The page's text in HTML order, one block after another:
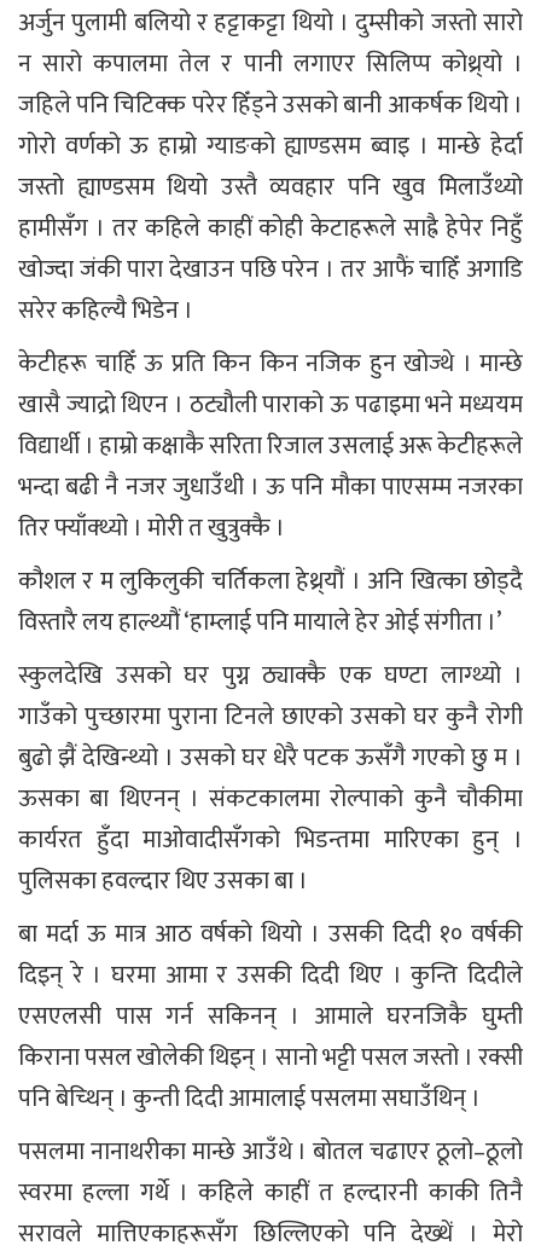
अर्जुन पुलामी बलियो र हट्टाकट्टा थियो । दुम्सीको जस्तो सारो
न सारो कपालमा तेल र पानी लगाएर सिलिप्प कोथ्र्यो ।
जहिले पनि चिटिक्क परेर हिँड्ने उसको बानी आकर्षक थियो ।
गोरो वर्णको ऊ हाम्रो ग्याङको ह्याण्डसम ब्वाइ । मान्छे हेर्दा
जस्तो ह्याण्डसम थियो उस्तै व्यवहार पनि खुव मिलाउँथ्यो
हामीसँग । तर कहिले काहीं कोही केटाहरूले साह्रै हेपेर निहुँ
खोज्दा जंकी पारा देखाउन पछि परेन । तर आफैं चाहिँ अगाडि
सरेर कहिल्यै भिडेन ।
केटीहरू चाहिँ ऊ प्रति किन किन नजिक हुन खोज्थे । मान्छे
खासै ज्याद्रो थिएन । ठट्यौली पाराको ऊ पढाइमा भने मध्ययम
विद्यार्थी । हाम्रो कक्षाकै सरिता रिजाल उसलाई अरू केटीहरूले
भन्दा बढी नै नजर जुधाउँथी । ऊ पनि मौका पाएसम्म नजरका
तिर फ्याँक्थ्यो । मोरी त खुत्रुक्कै ।
कौशल र म लुकिलुकी चर्तिकला हेथ्र्यौं । अनि खित्का छोड्दै
विस्तारै लय हाल्थ्यौं ‘हाम्लाई पनि मायाले हेर ओई संगीता ।’
स्कुलदेखि उसको घर पुग्न ठ्याक्कै एक घण्टा लाग्थ्यो ।
गाउँको पुच्छारमा पुराना टिनले छाएको उसको घर कुनै रोगी
बुढो झैं देखिन्थ्यो । उसको घर धेरै पटक ऊसँगै गएको छु म ।
ऊसका बा थिएनन् । संकटकालमा रोल्पाको कुनै चौकीमा
कार्यरत हुँदा माओवादीसँगको भिडन्तमा मारिएका हुन् ।
पुलिसका हवल्दार थिए उसका बा ।
बा मर्दा ऊ मात्र आठ वर्षको थियो । उसकी दिदी १० वर्षकी
दिइन् रे । घरमा आमा र उसकी दिदी थिए । कुन्ति दिदीले
एसएलसी पास गर्न सकिनन् । आमाले घरनजिकै घुम्ती
किराना पसल खोलेकी थिइन् । सानो भट्टी पसल जस्तो । रक्सी
पनि बेच्थिन् । कुन्ती दिदी आमालाई पसलमा सघाउँथिन् ।
पसलमा नानाथरीका मान्छे आउँथे । बोतल चढाएर ठूलो–ठूलो
स्वरमा हल्ला गर्थे । कहिले काहीं त हल्दारनी काकी तिनै
सरावले मात्तिएकाहरूसँग छिल्लिएको पनि देख्थें । मेरो